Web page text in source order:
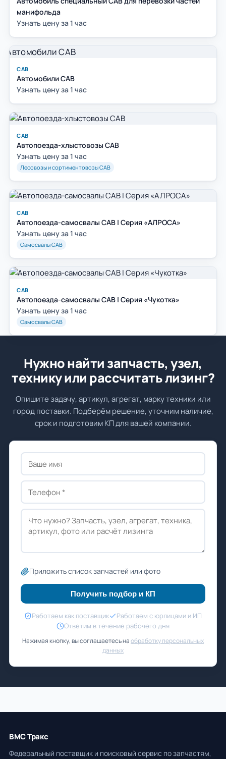
манифольда
Узнать цену за 1 час
САВ
Автомобили САВ
Узнать цену за 1 час
САВ
Автопоезда-хлыстовозы САВ
Узнать цену за 1 час
Лесовозы и сортиментовозы САВ
САВ
Автопоезда-самосвалы САВ | Серия «АЛРОСА»
Узнать цену за 1 час
Самосвалы САВ
САВ
Автопоезда-самосвалы САВ | Серия «Чукотка»
Узнать цену за 1 час
Самосвалы САВ
Нужно найти запчасть, узел,
технику или рассчитать лизинг?
Опишите задачу, артикул, агрегат, марку техники или
город поставки. Подберём решение, уточним наличие,
срок и подготовим КП для вашей компании.
Приложить список запчастей или фото
Получить подбор и КП
Работаем как поставщик
Работаем с юрлицами и ИП
Ответим в течение рабочего дня
Нажимая кнопку, вы соглашаетесь наобработку персональных
данных
ВМС Тракс
Федеральный поставщик и поисковый сервис по запчастям,